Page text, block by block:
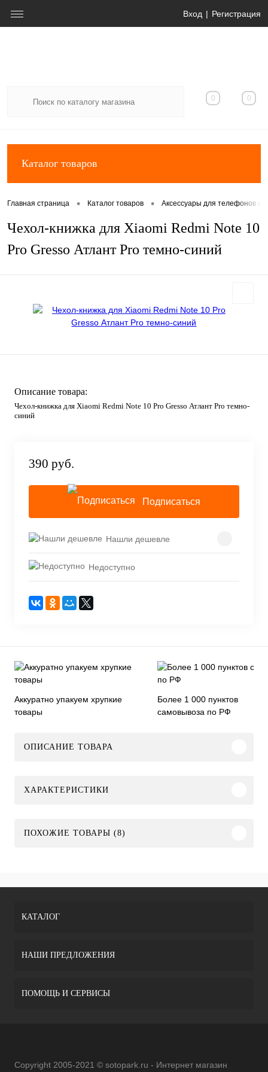
Вход Регистрация
0 0
Каталог товаров
Главная страница • Каталог товаров • Аксессуары для телефонов и
Чехол-книжка для Xiaomi Redmi Note 10
Pro Gresso Атлант Pro темно-синий
Описание товара:
Чехол-книжка для Xiaomi Redmi Note 10 Pro Gresso Атлант Pro темно-
синий
390 руб.
Подписаться
Нашли дешевле
Недоступно
Аккуратно упакуем хрупкие
товары
Более 1 000 пунктов
самовывоза по РФ
ОПИСАНИЕ ТОВАРА
ХАРАКТЕРИСТИКИ
ПОХОЖИЕ ТОВАРЫ (8)
КАТАЛОГ
НАШИ ПРЕДЛОЖЕНИЯ
ПОМОЩЬ И СЕРВИСЫ
Copyright 2005-2021 © sotopark.ru - Интернет магазин